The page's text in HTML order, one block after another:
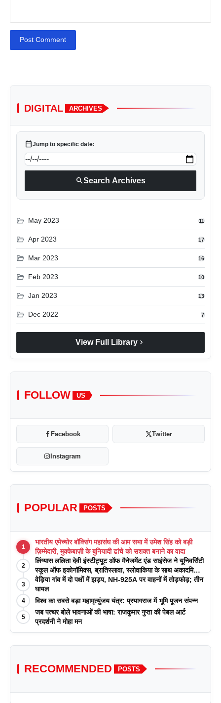
Post Comment
DIGITAL ARCHIVES
calendar_todayJump to specific date:
searchSearch Archives
folder_open May 2023 11
folder_open Apr 2023 17
folder_open Mar 2023 16
folder_open Feb 2023 10
folder_open Jan 2023 13
folder_open Dec 2022 7
View Full Library chevron_right
FOLLOW US
Facebook Twitter
Instagram
POPULAR POSTS
1
भारतीय एमेच्योर बॉक्सिंग महासंघ की आम सभा में उमेश सिंह को बड़ी
ज़िम्मेदारी, मुक्केबाज़ी के बुनियादी ढांचे को सशक्त बनाने का वादा
2
लिंग्यास ललिता देवी इंस्टीट्यूट ऑफ मैनेजमेंट एंड साइंसेज ने यूनिवर्सिटी
स्कूल ऑफ इकोनॉमिक्स, ब्रातिस्लावा, स्लोवाकिया के साथ अकादमिक
पत्रिकाओं में प्रकाशन रणनीतियों पर एक दिवसीय कार्यशाला का
आयोजन किया
3
वेड़िया गांव में दो पक्षों में झड़प, NH-925A पर वाहनों में तोड़फोड़; तीन
घायल
4 विश्व का सबसे बड़ा महामृत्युंजय यंत्र: प्रयागराज में भूमि पूजन संपन्न
5
जब पत्थर बोले भावनाओं की भाषा: राजकुमार गुप्ता की पेबल आर्ट
प्रदर्शनी ने मोहा मन
RECOMMENDED POSTS